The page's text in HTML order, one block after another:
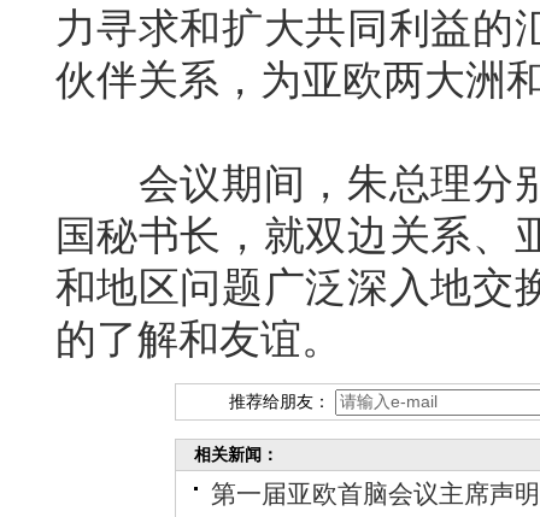
力寻求和扩大共同利益的
伙伴关系，为亚欧两大洲
会议期间，朱总理分别
国秘书长，就双边关系、
和地区问题广泛深入地交
的了解和友谊。
推荐给朋友：
相关新闻：
第一届亚欧首脑会议主席声明